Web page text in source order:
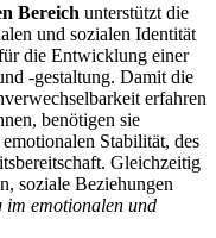
Bereich unterstützt die
und sozialen Identität
die Entwicklung einer
-gestaltung. Damit die
erfahren
benötigen sie
Stabilität, des
Gleichzeitig
soziale Beziehungen
im emotionalen und